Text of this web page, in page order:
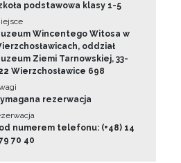
podstawowa klasy 1-5
Wincentego Witosa w
oddział
Ziemi Tarnowskiej, 33-
Wierzchosławice 698
rezerwacja
numerem telefonu: (+48) 14
70 40